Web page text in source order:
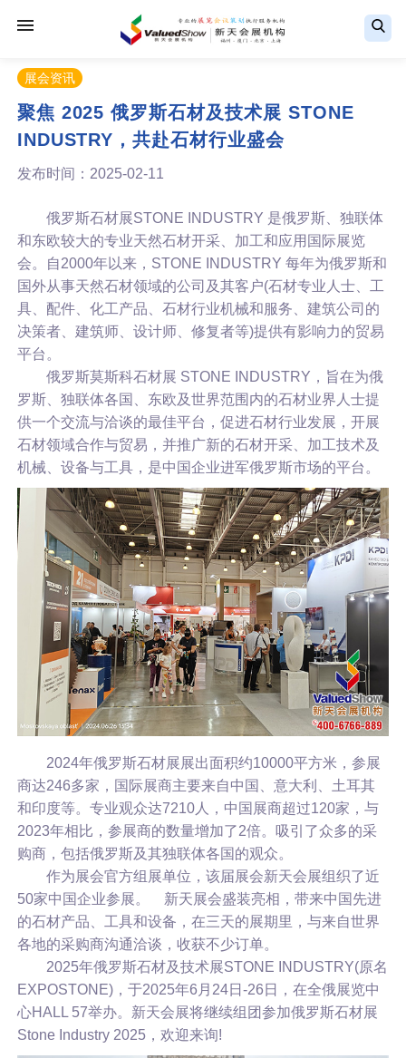
展会资讯
聚焦 2025 俄罗斯石材及技术展 STONE
INDUSTRY，共赴石材行业盛会
发布时间：2025-02-11
俄罗斯石材展STONE INDUSTRY 是俄罗斯、独联体
和东欧较大的专业天然石材开采、加工和应用国际展览
会。自2000年以来，STONE INDUSTRY 每年为俄罗斯和
国外从事天然石材领域的公司及其客户(石材专业人士、工
具、配件、化工产品、石材行业机械和服务、建筑公司的
决策者、建筑师、设计师、修复者等)提供有影响力的贸易
平台。
俄罗斯莫斯科石材展 STONE INDUSTRY，旨在为俄
罗斯、独联体各国、东欧及世界范围内的石材业界人士提
供一个交流与洽谈的最佳平台，促进石材行业发展，开展
石材领域合作与贸易，并推广新的石材开采、加工技术及
机械、设备与工具，是中国企业进军俄罗斯市场的平台。
2024年俄罗斯石材展展出面积约10000平方米，参展
商达246多家，国际展商主要来自中国、意大利、土耳其
和印度等。专业观众达7210人，中国展商超过120家，与
2023年相比，参展商的数量增加了2倍。吸引了众多的采
购商，包括俄罗斯及其独联体各国的观众。
作为展会官方组展单位，该届展会新天会展组织了近
50家中国企业参展。 新天展会盛装亮相，带来中国先进
的石材产品、工具和设备，在三天的展期里，与来自世界
各地的采购商沟通洽谈，收获不少订单。
2025年俄罗斯石材及技术展STONE INDUSTRY(原名
EXPOSTONE)，于2025年6月24日-26日，在全俄展览中
心HALL 57举办。新天会展将继续组团参加俄罗斯石材展
Stone Industry 2025，欢迎来询!